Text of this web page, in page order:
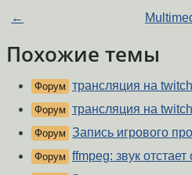
←
Похожие темы
Форум трансляция на twitch
Форум трансляция на twitch
Форум Запись игрового
Форум ffmpeg: звук отстает